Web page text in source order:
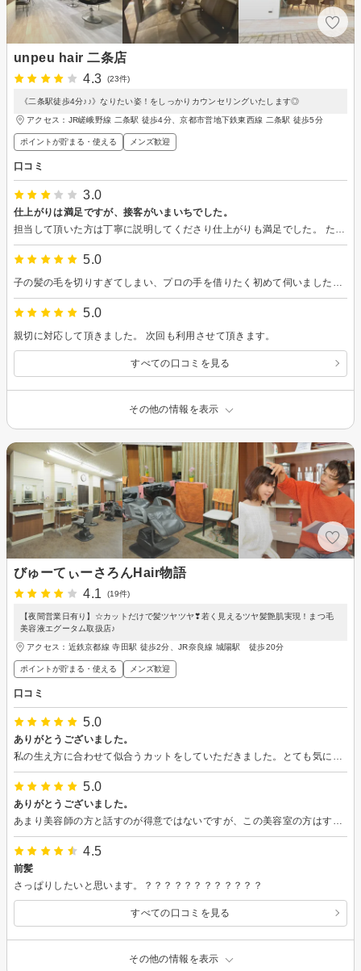
unpeu hair 二条店
4.3
(23件)
《二条駅徒歩4分♪♪》なりたい姿！をしっかりカウンセリングいたします◎
アクセス：JR嵯峨野線 二条駅 徒歩4分、京都市営地下鉄東西線 二条駅 徒歩5分
ポイントが貯まる・使える メンズ歓迎
口コミ
3.0
仕上がりは満足ですが、接客がいまいちでした。
5.0
5.0
親切に対応して頂きました。 次回も利用させて頂きます。
すべての口コミを見る
その他の情報を表示
びゅーてぃーさろんHair物語
4.1
(19件)
【夜間営業日有り】☆カットだけで髪ツヤツヤ❣若く見えるツヤ髪艶肌実現！まつ毛
美容液エグータム取扱店♪
アクセス：近鉄京都線 寺田駅 徒歩2分、JR奈良線 城陽駅 徒歩20分
ポイントが貯まる・使える メンズ歓迎
口コミ
5.0
ありがとうございました。
5.0
ありがとうございました。
4.5
前髪
さっぱりしたいと思います。？？？？？？？？？？？？
すべての口コミを見る
その他の情報を表示